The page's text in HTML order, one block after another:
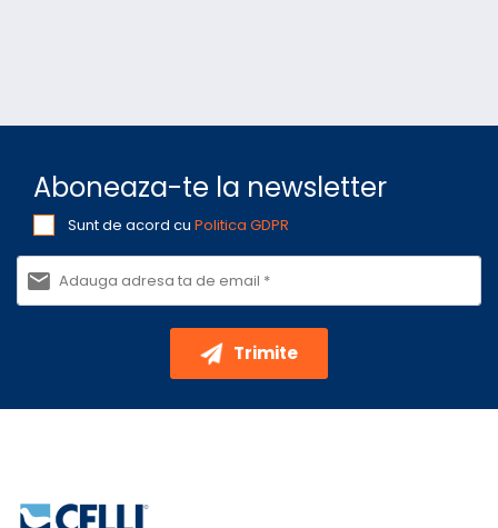
Aboneaza-te la newsletter
Sunt de acord cu Politica GDPR
Trimite